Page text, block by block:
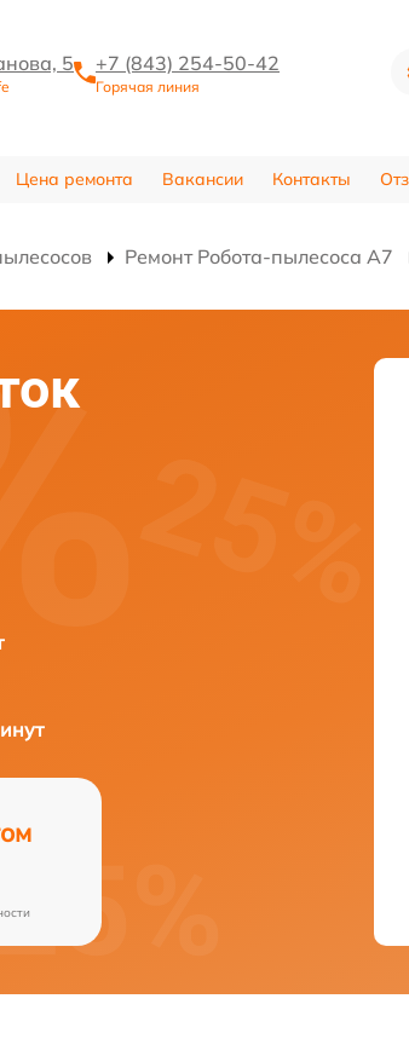
5 +7 (843) 254-50-42
Горячая линия
Цена ремонта Вакансии Контакты
Ремонт Робота-пылесоса A7